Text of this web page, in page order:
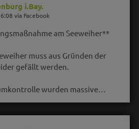
i.Bay.
via Facebook
am Seeweiher**
muss aus Gründen der
gefällt werden.
wurden massive…